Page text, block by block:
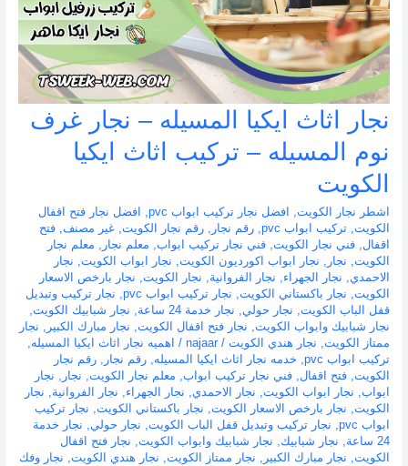
نجار اثاث ايكيا المسيله – نجار غرف
نوم المسيله – تركيب اثاث ايكيا
الكويت
اشطر نجار الكويت, افضل نجار تركيب ابواب pvc , افضل نجار فتح اقفال
الكويت, تركيب ابواب pvc , رقم نجار , رقم نجار الكويت, غير مصنف, فتح
اقفال, فني نجار الكويت, فني نجار تركيب ابواب, معلم نجار , معلم نجار
الكويت, نجار , نجار ابواب اكورديون الكويت, نجار ابواب الكويت, نجار
الاحمدي, نجار الجهراء, نجار الفروانية, نجار الكويت, نجار بارخص الاسعار
الكويت, نجار باكستاني الكويت, نجار تركيب ابواب pvc , نجار تركيب وتبديل
قفل الباب الكويت, نجار حولي, نجار خدمة 24 ساعة , نجار شبابيك الكويت,
نجار شبابيك وابواب الكويت, نجار فتح اقفال الكويت, نجار مبارك الكبير , نجار
ممتاز الكويت, نجار هندي الكويت/
najaar
/ اهميه نجار اثاث ايكيا المسيله,
تركيب ابواب pvc
, خدمه نجار اثاث ايكيا المسيله, رقم نجار , رقم نجار
الكويت, فتح اقفال, فني نجار تركيب ابواب, معلم نجار الكويت, نجار , نجار
ابواب, نجار ابواب الكويت, نجار الاحمدي, نجار الجهراء, نجار الفروانية, نجار
الكويت, نجار بارخص الاسعار الكويت, نجار باكستاني الكويت, نجار تركيب
ابواب pvc
, نجار تركيب وتبديل قفل الباب الكويت, نجار حولي, نجار خدمة
24 ساعة
, نجار شبابيك, نجار شبابيك وابواب الكويت, نجار فتح اقفال
الكويت, نجار مبارك الكبير , نجار ممتاز الكويت, نجار هندي الكويت, نجار وفك